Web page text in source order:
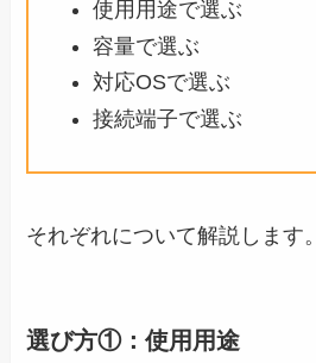
使用用途で選ぶ
容量で選ぶ
対応OSで選ぶ
接続端子で選ぶ
それぞれについて解説します。
選び方①：使用用途